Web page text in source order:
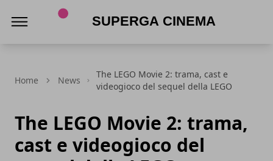
Home News
The LEGO Movie 2: trama, cast e
videogioco del sequel della LEGO
The LEGO Movie 2: trama,
cast e videogioco del